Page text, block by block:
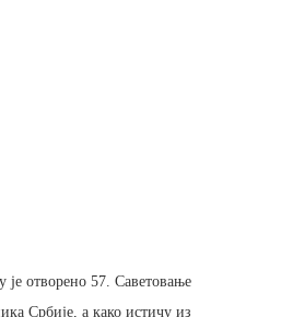
отворено 57. Саветовање
Србије, а како истичу из